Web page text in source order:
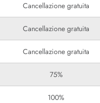
Cancellazione gratuita
Cancellazione gratuita
Cancellazione gratuita
75%
100%